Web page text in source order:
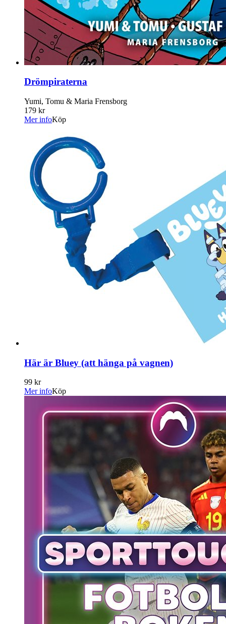
Drömpiraterna
Yumi, Tomu & Maria Frensborg
179 kr
Mer infoKöp
Här är Bluey (att hänga på vagnen)
99 kr
Mer infoKöp